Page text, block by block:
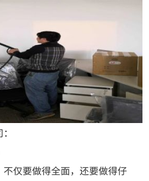
仅要做得全面，还要做得仔